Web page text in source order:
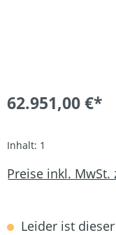
62.951,00 €*
Inhalt: 1
Preise inkl. MwSt.
Leider ist